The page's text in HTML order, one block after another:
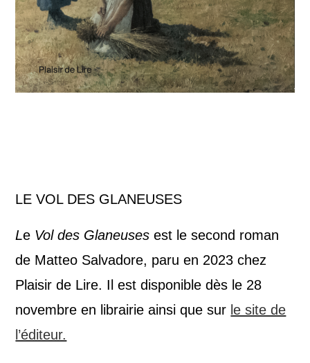
LE VOL DES GLANEUSES
Le Vol des Glaneuses est le second roman
de Matteo Salvadore, paru en 2023 chez
Plaisir de Lire. Il est disponible dès le 28
novembre en librairie ainsi que sur le site de
l’éditeur.